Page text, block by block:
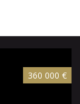
360 000 €